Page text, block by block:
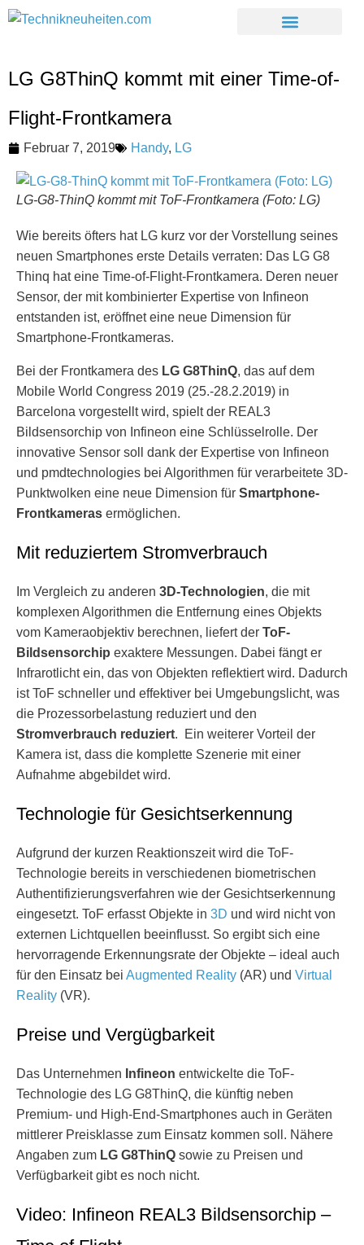
LG G8ThinQ kommt mit einer Time-of-
Flight-Frontkamera
Februar 7, 2019 Handy, LG
LG-G8-ThinQ kommt mit ToF-Frontkamera (Foto: LG)
Wie bereits öfters hat LG kurz vor der Vorstellung seines
neuen Smartphones erste Details verraten: Das LG G8
Thinq hat eine Time-of-Flight-Frontkamera. Deren neuer
Sensor, der mit kombinierter Expertise von Infineon
entstanden ist, eröffnet eine neue Dimension für
Smartphone-Frontkameras.
Bei der Frontkamera des LG G8ThinQ, das auf dem
Mobile World Congress 2019 (25.-28.2.2019) in
Barcelona vorgestellt wird, spielt der REAL3
Bildsensorchip von Infineon eine Schlüsselrolle. Der
innovative Sensor soll dank der Expertise von Infineon
und pmdtechnologies bei Algorithmen für verarbeitete 3D-
Punktwolken eine neue Dimension für Smartphone-
Frontkameras ermöglichen.
Mit reduziertem Stromverbrauch
Im Vergleich zu anderen 3D-Technologien, die mit
komplexen Algorithmen die Entfernung eines Objekts
vom Kameraobjektiv berechnen, liefert der ToF-
Bildsensorchip exaktere Messungen. Dabei fängt er
Infrarotlicht ein, das von Objekten reflektiert wird. Dadurch
ist ToF schneller und effektiver bei Umgebungslicht, was
die Prozessorbelastung reduziert und den
Stromverbrauch reduziert. Ein weiterer Vorteil der
Kamera ist, dass die komplette Szenerie mit einer
Aufnahme abgebildet wird.
Technologie für Gesichtserkennung
Aufgrund der kurzen Reaktionszeit wird die ToF-
Technologie bereits in verschiedenen biometrischen
Authentifizierungsverfahren wie der Gesichtserkennung
eingesetzt. ToF erfasst Objekte in 3D und wird nicht von
externen Lichtquellen beeinflusst. So ergibt sich eine
hervorragende Erkennungsrate der Objekte – ideal auch
für den Einsatz bei Augmented Reality (AR) und Virtual
Reality (VR).
Preise und Vergügbarkeit
Das Unternehmen Infineon entwickelte die ToF-
Technologie des LG G8ThinQ, die künftig neben
Premium- und High-End-Smartphones auch in Geräten
mittlerer Preisklasse zum Einsatz kommen soll. Nähere
Angaben zum LG G8ThinQ sowie zu Preisen und
Verfügbarkeit gibt es noch nicht.
Video: Infineon REAL3 Bildsensorchip –